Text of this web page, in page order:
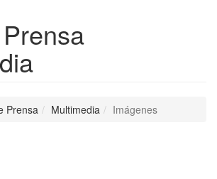
Prensa Multimedia Imágenes